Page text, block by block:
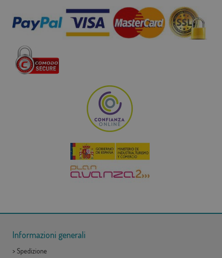
Informazioni generali
> Spedizione